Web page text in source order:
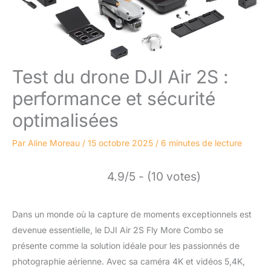
Test du drone DJI Air 2S :
performance et sécurité
optimalisées
Par Aline Moreau / 15 octobre 2025 / 6 minutes de lecture
4.9/5 - (10 votes)
Dans un monde où la capture de moments exceptionnels est
devenue essentielle, le DJI Air 2S Fly More Combo se
présente comme la solution idéale pour les passionnés de
photographie aérienne. Avec sa caméra 4K et vidéos 5,4K,